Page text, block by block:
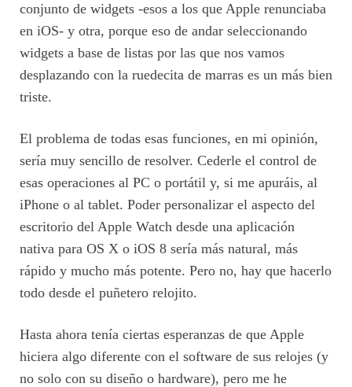
conjunto de widgets -esos a los que Apple renunciaba
en iOS- y otra, porque eso de andar seleccionando
widgets a base de listas por las que nos vamos
desplazando con la ruedecita de marras es un más bien
triste.
El problema de todas esas funciones, en mi opinión,
sería muy sencillo de resolver. Cederle el control de
esas operaciones al PC o portátil y, si me apuráis, al
iPhone o al tablet. Poder personalizar el aspecto del
escritorio del Apple Watch desde una aplicación
nativa para OS X o iOS 8 sería más natural, más
rápido y mucho más potente. Pero no, hay que hacerlo
todo desde el puñetero relojito.
Hasta ahora tenía ciertas esperanzas de que Apple
hiciera algo diferente con el software de sus relojes (y
no solo con su diseño o hardware), pero me he